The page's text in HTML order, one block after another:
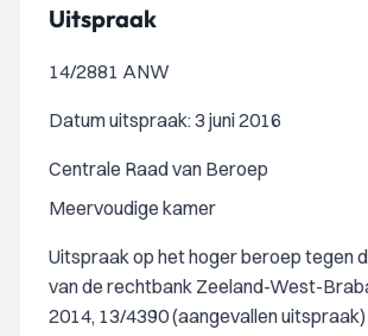
Uitspraak
14/2881 ANW
Datum uitspraak: 3 juni 2016
Centrale Raad van Beroep
Meervoudige kamer
Uitspraak op het hoger beroep tegen
van de rechtbank Zeeland-West-
2014, 13/4390 (aangevallen